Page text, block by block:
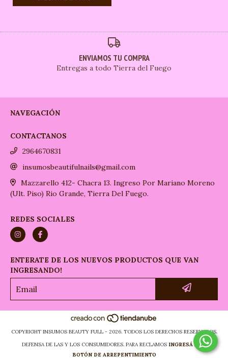
ENVIAMOS TU COMPRA
Entregas a todo Tierra del Fuego
NAVEGACIÓN
CONTACTANOS
2964670831
insumosbeautifulnails@gmail.com
Mazzarello 412- Chacra 13. Ingreso Por Mariano Moreno
(Ult. Piso) Rio Grande, Tierra Del Fuego.
REDES SOCIALES
ENTERATE DE LOS NUEVOS PRODUCTOS QUE VAN
INGRESANDO!
COPYRIGHT INSUMOS BEAUTY FULL - 2026. TODOS LOS DERECHOS RESERVADOS.
DEFENSA DE LAS Y LOS CONSUMIDORES. PARA RECLAMOS INGRESÁ ACÁ.
BOTÓN DE ARREPENTIMIENTO